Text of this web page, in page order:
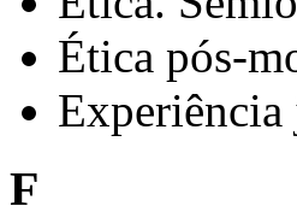
Ética pós-
F